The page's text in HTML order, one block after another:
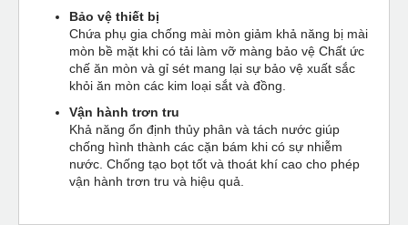
Bảo vệ thiết bị
Chứa phụ gia chống mài mòn giảm khả năng bị mài
mòn bề mặt khi có tải làm vỡ màng bảo vệ Chất ức
chế ăn mòn và gỉ sét mang lại sự bảo vệ xuất sắc
khỏi ăn mòn các kim loại sắt và đồng.
Vận hành trơn tru
Khả năng ổn định thủy phân và tách nước giúp
chống hình thành các cặn bám khi có sự nhiễm
nước. Chống tạo bọt tốt và thoát khí cao cho phép
vận hành trơn tru và hiệu quả.